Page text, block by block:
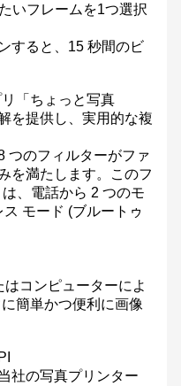
いフレームを1つ選択
すると、15 秒間のビ
「ちょっと写真
を提供し、実用的な複
つのフィルターがファ
を満たします。このフ
、電話から 2 つのモ
モード (ブルートゥ
コンピューターによ
簡単かつ便利に画像
社の写真プリンター